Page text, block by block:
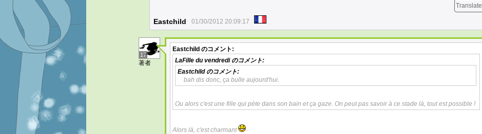
Translate
Eastchild 01/30/2012 20:09:17
17
著者
Eastchild のコメント:
LaFille du vendrediのコメント:
Eastchildのコメント:
bah dis donc, ça bulle aujourd'hui.
Ou alors c'est une fille qui pète dans son bain et ça gaze. On peut pas savoir à ce stade là, tout est possible !
Alors là, c'est charmant